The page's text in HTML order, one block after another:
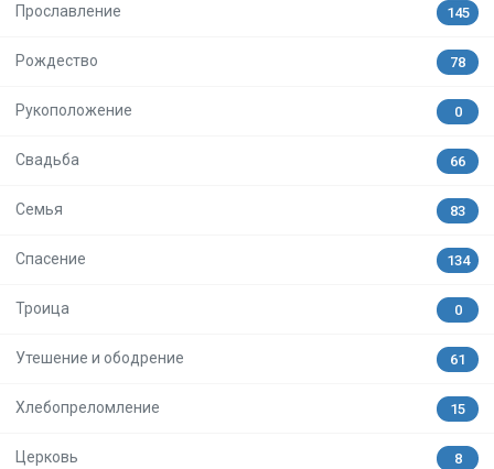
Прославление 145
Рождество 78
Рукоположение 0
Свадьба 66
Семья 83
Спасение 134
Троица 0
Утешение и ободрение 61
Хлебопреломление 15
Церковь 8